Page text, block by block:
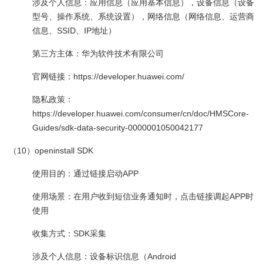
涉及个人信息：应用信息（应用基本信息），设备信息（设备
型号、操作系统、系统设置），网络信息（网络信息、运营商
信息、SSID、IP地址）
第三方主体：华为软件技术有限公司
官网链接：https://developer.huawei.com/
隐私政策：
https://developer.huawei.com/consumer/cn/doc/HMSCore-
Guides/sdk-data-security-0000001050042177
（10）openinstall SDK
使用目的：通过链接启动APP
使用场景：在用户收到短信业务通知时，点击链接调起APP时
使用
收集方式：SDK采集
涉及个人信息：设备标识信息（Android